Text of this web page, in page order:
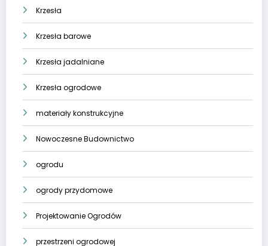
Krzesła
Krzesła barowe
Krzesła jadalniane
Krzesła ogrodowe
materiały konstrukcyjne
Nowoczesne Budownictwo
ogrodu
ogrody przydomowe
Projektowanie Ogrodów
przestrzeni ogrodowej